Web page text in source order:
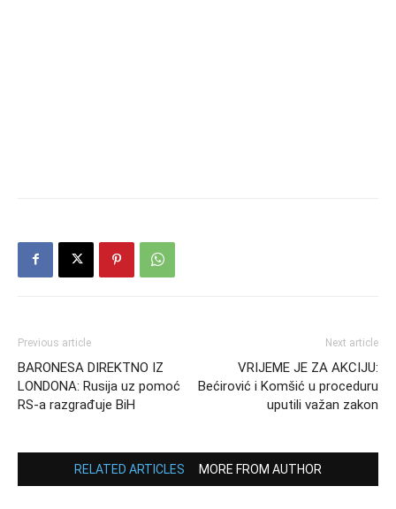
Previous article
BARONESA DIREKTNO IZ
LONDONA: Rusija uz pomoć
RS-a razgrađuje BiH
Next article
VRIJEME JE ZA AKCIJU:
Bećirović i Komšić u proceduru
uputili važan zakon
RELATED ARTICLES MORE FROM AUTHOR